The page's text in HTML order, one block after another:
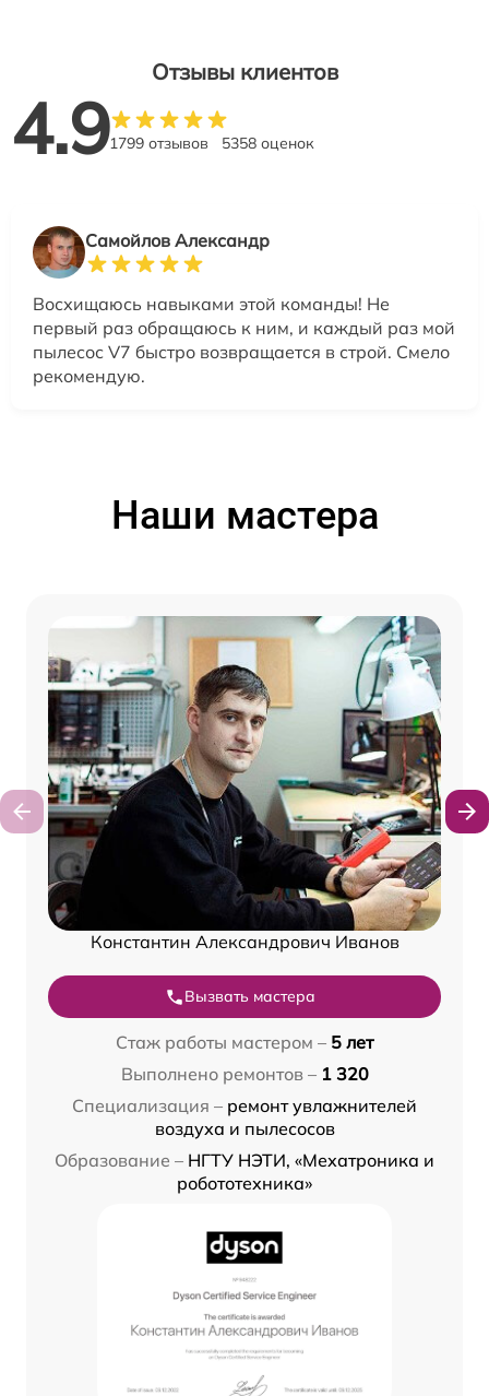
Отзывы клиентов
4.91799 отзывов 5358 оценок
Самойлов Александр
Восхищаюсь навыками этой команды! Не
первый раз обращаюсь к ним, и каждый раз мой
пылесос V7 быстро возвращается в строй. Смело
рекомендую.
Наши мастера
Константин Александрович Иванов
Вызвать мастера
Стаж работы мастером – 5 лет
Выполнено ремонтов – 1 320
Специализация – ремонт увлажнителей
воздуха и пылесосов
Образование – НГТУ НЭТИ, «Мехатроника и
робототехника»